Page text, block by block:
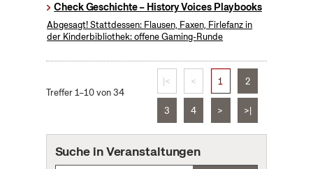
Check Geschichte – History Voices Playbooks
Abgesagt! Stattdessen: Flausen, Faxen, Firlefanz in
der Kinderbibliothek: offene Gaming-Runde
Treffer 1–10 von 34
|< < 1 2
3 4 > >|
Suche in Veranstaltungen